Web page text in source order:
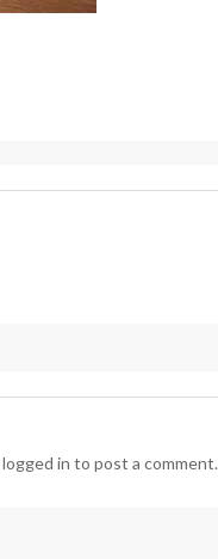
logged in to post a comment.